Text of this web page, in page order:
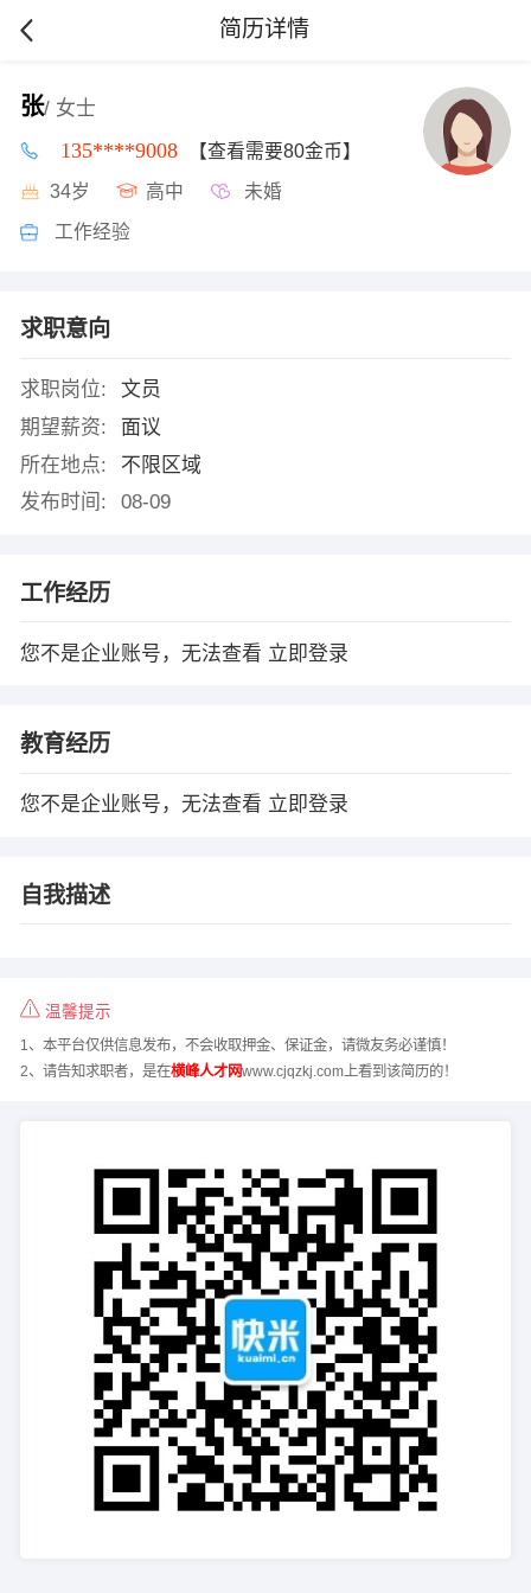
简历详情
张/ 女士
135****9008 【查看需要80金币】
34岁 高中 未婚
工作经验
求职意向
求职岗位:
文员
期望薪资:
面议
所在地点:
不限区域
发布时间:
08-09
工作经历
您不是企业账号，无法查看 立即登录
教育经历
您不是企业账号，无法查看 立即登录
自我描述
温馨提示
1、本平台仅供信息发布，不会收取押金、保证金，请微友务必谨慎！
2、请告知求职者，是在横峰人才网www.cjqzkj.com上看到该简历的！